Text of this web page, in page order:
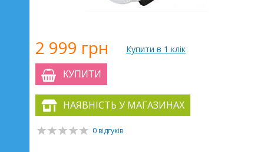
2 999 грн Купити в 1 клік
КУПИТИ
НАЯВНІСТЬ У МАГАЗИНАХ
0 відгуків